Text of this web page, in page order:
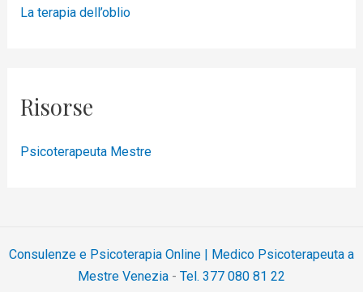
La terapia dell’oblio
Risorse
Psicoterapeuta Mestre
Consulenze e Psicoterapia Online | Medico Psicoterapeuta a
Mestre Venezia - Tel. 377 080 81 22